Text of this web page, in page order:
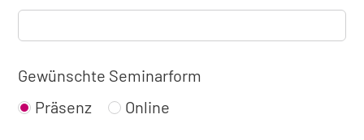
Gewünschte Seminarform
Präsenz
Online